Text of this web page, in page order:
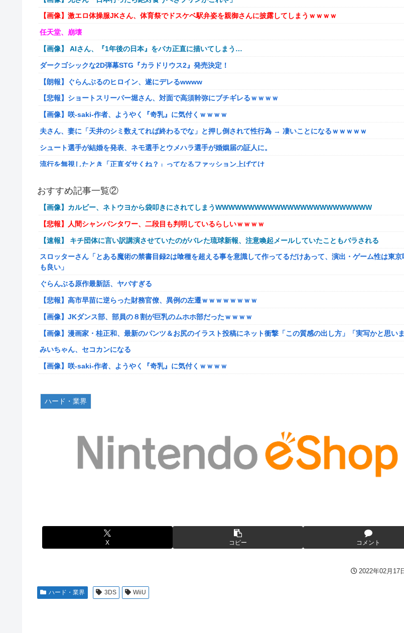
【画像】激エロ体操服JKさん、体育祭でドスケベ駅弁姿を親御さんに披露してしまうｗｗｗｗ
任天堂、崩壊
【画像】 AIさん、『1年後の日本』をバカ正直に描いてしまう…
ダークゴシックな2D弾幕STG『カラドリウス2』発売決定！
【朗報】ぐらんぶるのヒロイン、遂にデレるwwww
【悲報】ショートスリーパー堀さん、対面で高須幹弥にブチギレるｗｗｗｗ
【画像】咲-saki-作者、ようやく『奇乳』に気付くｗｗｗｗ
夫さん、妻に「天井のシミ数えてれば終わるでな」と押し倒されて性行為 → 凄いことになるｗｗｗｗｗ
シュート選手が結婚を発表、ネモ選手とウメハラ選手が婚姻届の証人に。
流行を無視したとき「正直ダサくね？」ってなるファッション上げてけ
佐藤二朗、妻とのハグを報告「文〇砲より遥かに威力は弱いが、僕のノロケ砲をお見舞いする」
【画像】こんな感じのクルマで車中泊旅したいよな？？？
【朗報】ドラゴンボール史上、最も実力とその人気が伴わない微妙すぎるキャラさん決まる！！
路上駐車中のテスラ車を超弩級のゲリラ豪雨が直撃、水が溢れてどんどん浸かっていくのを……
【艦これ】そもそも深海ってなんか悪いことしたの
【艦これ】けーかいじん 他
【艦これ】E5ヌルイとかいう風説には騙されないぞ スキャンプくらいヌルイのなら考える
【艦これ】もちもちーの本気 他
【ウマ娘】水着シュヴァちいいね！
韓国人「超巨大台風13号ドルフィンが90度直角カーブで韓国に向かう予想‥世界各国の最新スパコン気象予測モデ
出した直近の台風進路図がこちらです‥」
車大手工場にも女性・高齢者…軽作業ラインやスポットワーク
キャデラックF1、致命的なブレーキ問題の原因が明らかになるも解決には至っておらずめども立たず
アリスソフト「ランス10」ゲーム画面公開キター！ウルザちゃんは今回も美しい…。前作で助けたシィルもいるぞ！
【デレマス】 凛「なにこれ、蒼穹のファフナー？」モバP「資料だから見といてくれ」
シュート選手が結婚を発表、ネモ選手とウメハラ選手が婚姻届の証人に。
【ウマ娘】セイちゃんの攻撃力を見よ！！！
海外「全部日本の真似だったのか…」 日本の普通のテレビ番組が最新SNSの数十年先を行っていたと話題に
【グラブル】ドライブバーストが初めて映像化された時の衝撃
おすすめ記事一覧②
【画像】カルビー、ネトウヨから袋叩きにされてしまうWWWWWWWWWWWWWWWWWWWWWWWW
【悲報】人間シャンパンタワー、二段目も判明しているらしいｗｗｗｗ
【速報】 キチ団体に言い訳講演させていたのがバレた琉球新報、注意喚起メールしていたこともバラされる
スロッターさん「とある魔術の禁書目録2は喰種を超える事を意識して作ってるだけあって、演出・ゲーム性は東京
も良い」
ぐらんぶる原作最新話、ヤバすぎる
【悲報】高市早苗に逆らった財務官僚、異例の左遷ｗｗｗｗｗｗｗｗ
【画像】JKダンス部、部員の８割が巨乳のムホホ部だったｗｗｗｗ
【画像】漫画家・桂正和、最新のパンツ＆お尻のイラスト投稿にネット衝撃「この質感の出し方」「実写かと思いま
みいちゃん、セコカンになる
【画像】咲-saki-作者、ようやく『奇乳』に気付くｗｗｗｗ
【艦これ】けーかいじん 他
新台スマスロ『Lやじきた道中記参る』評判＆感想まとめ｜通常時はポイント集めで修行、あっぱれチャンスの河童
スイカ取りこぼし注意 etc…
【画像】影山優佳さん(25)、下着姿であたシコが止まらない
京大病院、手術ミスで50代女性患者を「植物状態」に 脳腫瘍摘出手術で腫瘍の無い部位を摘出してしまう
テレビ大好き高齢者の｢テレビ離れ｣が始まった…
【画像】日本のセクシー過ぎる女性犯罪者一覧が冗談抜きにレベル高過ぎる件w w w w w w w w w
元NBAプレーヤー、エネス・カンター・フリーダムが、2027年WNBAドラフトの適性を宣言 一部コーチによる
参加の声明を受け
【朗報】「あの椅子カバー」のカプセルトイ、爆誕。自宅や職場をパチンコ屋にしちゃおうｗｗｗ
ハード・業界
X コピー コメント
2022年02月17
ハード・業界 3DS WiiU